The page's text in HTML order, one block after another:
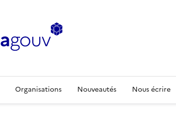
Organisations Nouveautés Nous écrire